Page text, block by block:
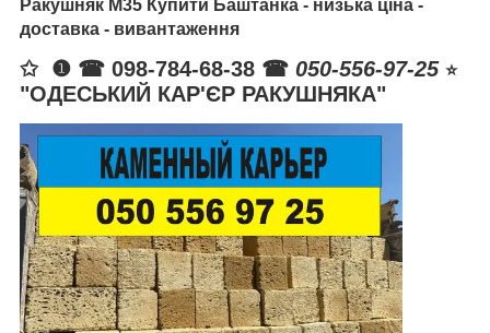
Ракушняк М35 Купити Баштанка - низька ціна -
доставка - вивантаження
✩ ❶ ☎ 098-784-68-38 ☎ 050-556-97-25 ⭐️
"ОДЕСЬКИЙ КАР'ЄР РАКУШНЯКА"